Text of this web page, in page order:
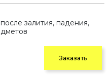
залития, падения,
Заказать